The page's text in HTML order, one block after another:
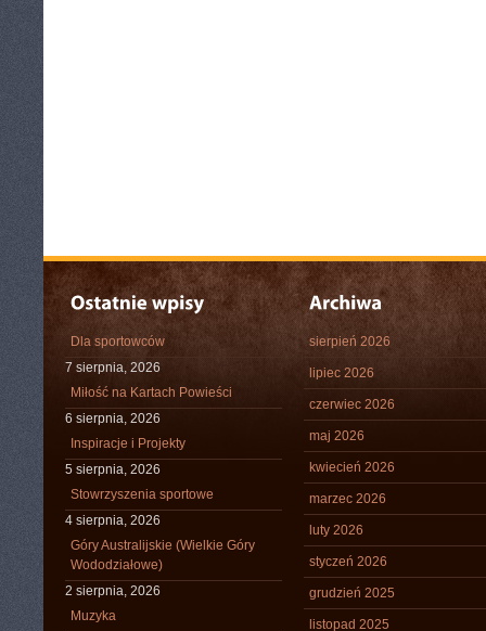
Dla sportowców
7 sierpnia, 2026
Miłość na Kartach Powieści
6 sierpnia, 2026
Inspiracje i Projekty
5 sierpnia, 2026
Stowrzyszenia sportowe
4 sierpnia, 2026
Góry Australijskie (Wielkie Góry
Wododziałowe)
2 sierpnia, 2026
Muzyka
sierpień 2026
lipiec 2026
czerwiec 2026
maj 2026
kwiecień 2026
marzec 2026
luty 2026
styczeń 2026
grudzień 2025
listopad 2025